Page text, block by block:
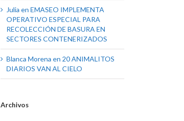
Julia en EMASEO IMPLEMENTA
OPERATIVO ESPECIAL PARA
RECOLECCIÓN DE BASURA EN
SECTORES CONTENERIZADOS
Blanca Morena en 20 ANIMALITOS
DIARIOS VAN AL CIELO
Archivos